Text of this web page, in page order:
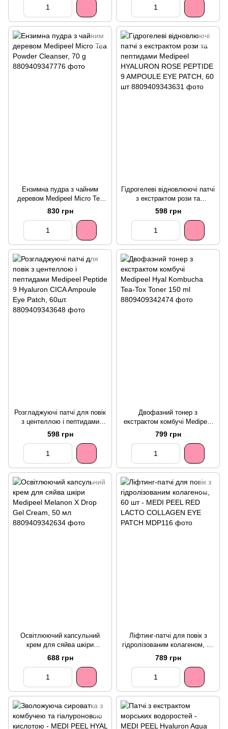
Ензимна пудра з чайним
деревом Medipeel Micro Tea
Powder Cleanser, 70 g
830 грн
Гідрогелеві відновлюючі патчі
з екстрактом рози та
пептидами Medipeel
HYALURON ROSE PEPTIDE 9
AMPOULE EYE PATCH, 60 шт
598 грн
Розгладжуючі патчі для повік
з центеллою і пептидами
Medipeel Peptide 9 Hyaluron
CICA Ampoule Eye Patch,
598 грн
Двофазний тонер з
екстрактом комбучі Medipeel
Hyal Kombucha Tea-Tox Toner
150 ml
799 грн
Освітлюючий капсульний
крем для сяйва шкіри
Medipeel Melanon X Drop Gel
Cream, 50 мл
688 грн
Ліфтинг-патчі для повік з
гідролізованим колагеном, 60
шт - MEDI PEEL RED LACTO
COLLAGEN EYE PATCH
789 грн